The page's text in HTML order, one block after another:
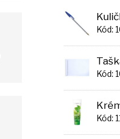
Kód:
Kód:
Kód: